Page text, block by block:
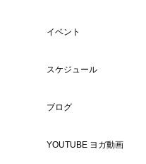
イベント
スケジュール
ブログ
YOUTUBE ヨガ動画